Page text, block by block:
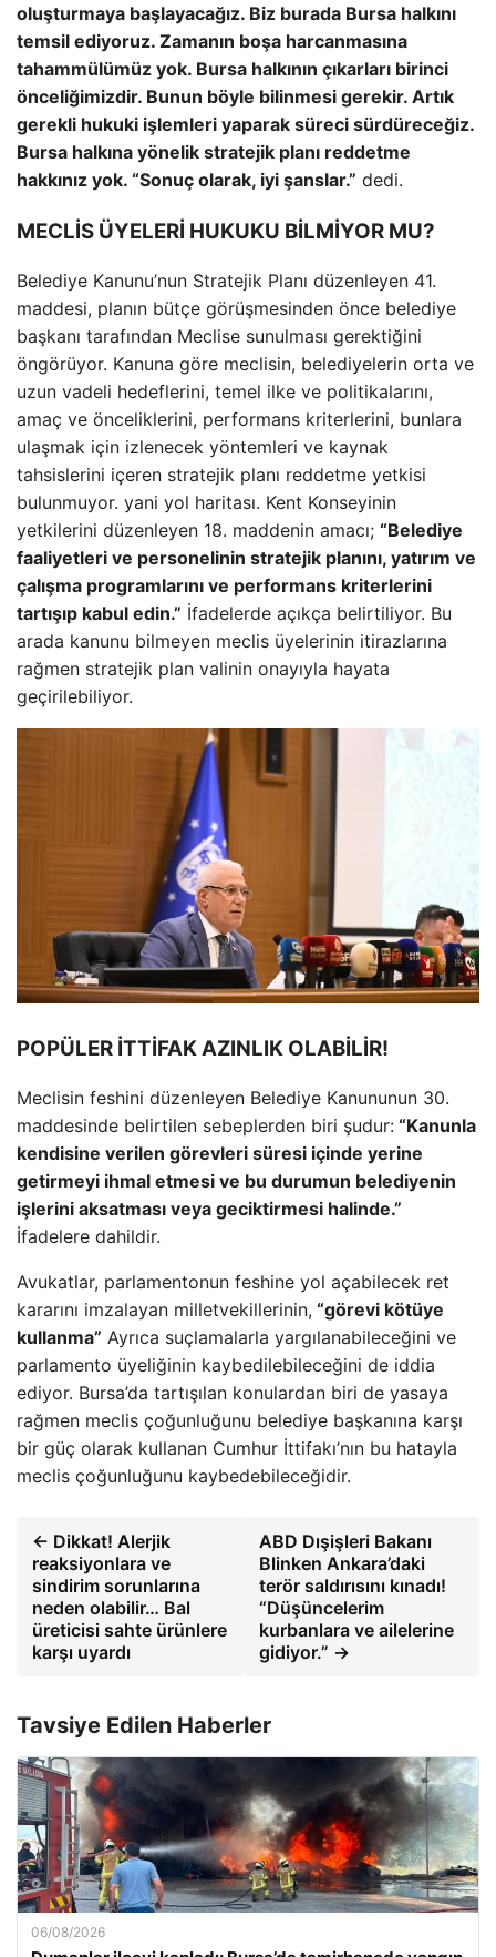
oluşturmaya başlayacağız. Biz burada Bursa halkını
temsil ediyoruz. Zamanın boşa harcanmasına
tahammülümüz yok. Bursa halkının çıkarları birinci
önceliğimizdir. Bunun böyle bilinmesi gerekir. Artık
gerekli hukuki işlemleri yaparak süreci sürdüreceğiz.
Bursa halkına yönelik stratejik planı reddetme
hakkınız yok. “Sonuç olarak, iyi şanslar.” dedi.
MECLİS ÜYELERİ HUKUKU BİLMİYOR MU?
Belediye Kanunu’nun Stratejik Planı düzenleyen 41.
maddesi, planın bütçe görüşmesinden önce belediye
başkanı tarafından Meclise sunulması gerektiğini
öngörüyor. Kanuna göre meclisin, belediyelerin orta ve
uzun vadeli hedeflerini, temel ilke ve politikalarını,
amaç ve önceliklerini, performans kriterlerini, bunlara
ulaşmak için izlenecek yöntemleri ve kaynak
tahsislerini içeren stratejik planı reddetme yetkisi
bulunmuyor. yani yol haritası. Kent Konseyinin
yetkilerini düzenleyen 18. maddenin amacı; “Belediye
faaliyetleri ve personelinin stratejik planını, yatırım ve
çalışma programlarını ve performans kriterlerini
tartışıp kabul edin.” İfadelerde açıkça belirtiliyor. Bu
arada kanunu bilmeyen meclis üyelerinin itirazlarına
rağmen stratejik plan valinin onayıyla hayata
geçirilebiliyor.
POPÜLER İTTİFAK AZINLIK OLABİLİR!
Meclisin feshini düzenleyen Belediye Kanununun 30.
maddesinde belirtilen sebeplerden biri şudur: “Kanunla
kendisine verilen görevleri süresi içinde yerine
getirmeyi ihmal etmesi ve bu durumun belediyenin
işlerini aksatması veya geciktirmesi halinde.”
İfadelere dahildir.
Avukatlar, parlamentonun feshine yol açabilecek ret
kararını imzalayan milletvekillerinin, “görevi kötüye
kullanma” Ayrıca suçlamalarla yargılanabileceğini ve
parlamento üyeliğinin kaybedilebileceğini de iddia
ediyor. Bursa’da tartışılan konulardan biri de yasaya
rağmen meclis çoğunluğunu belediye başkanına karşı
bir güç olarak kullanan Cumhur İttifakı’nın bu hatayla
meclis çoğunluğunu kaybedebileceğidir.
← Dikkat! Alerjik
reaksiyonlara ve
sindirim sorunlarına
neden olabilir… Bal
üreticisi sahte ürünlere
karşı uyardı
ABD Dışişleri Bakanı
Blinken Ankara’daki
terör saldırısını kınadı!
“Düşüncelerim
kurbanlara ve ailelerine
gidiyor.” →
Tavsiye Edilen Haberler
06/08/2026